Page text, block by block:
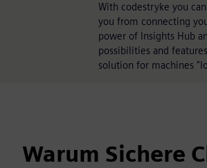
With codestryke you
you from connecting
power of Insights Hub
possibilities and
solution for machines
Warum Sichere